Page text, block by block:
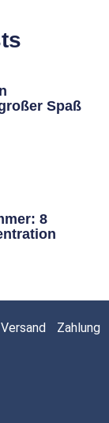
Spaß
8
Versand
Zahlung